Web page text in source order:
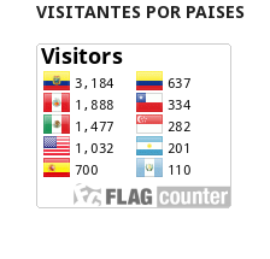
VISITANTES POR PAISES